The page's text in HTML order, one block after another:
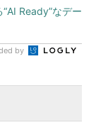
Ready”なデー
by